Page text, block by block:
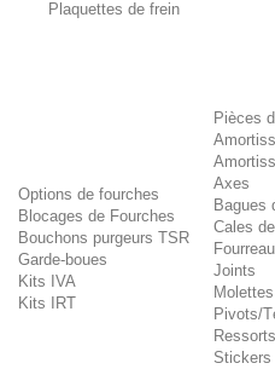
Plaquettes de frein
Options de fourches
Blocages de Fourches
Bouchons purgeurs TSR
Garde-boues
Kits IVA
Kits IRT
Pièces
Axes
Bagues
Cales
Joints
Molettes
Pivots/
Ressorts
Stickers